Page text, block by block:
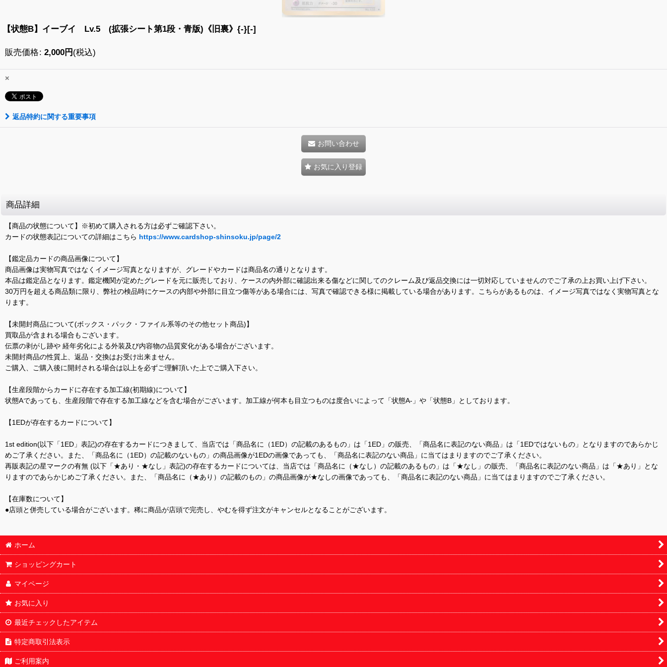
【状態B】イーブイ Lv.5 (拡張シート第1段・青版)《旧裏》{-}[-]
販売価格: 2,000円 (税込)
×
返品特約に関する重要事項
お問い合わせ
お気に入り登録
商品詳細
【商品の状態について】※初めて購入される方は必ずご確認下さい。
カードの状態表記についての詳細はこちら https://www.cardshop-shinsoku.jp/page/2
【鑑定品カードの商品画像について】
商品画像は実物写真ではなくイメージ写真となりますが、グレードやカードは商品名の通りとなります。
本品は鑑定品となります。鑑定機関が定めたグレードを元に販売しており、ケースの内外部に確認出来る傷などに関してのクレーム及び返品交換には一切対応していませんのでご了承の上お買い上げ下さい。
30万円を超える商品類に限り、弊社の検品時にケースの内部や外部に目立つ傷等がある場合には、写真で確認できる様に掲載している場合があります。こちらがあるものは、イメージ写真ではなく実物写真とな
ります。
【未開封商品について(ボックス・パック・ファイル系等のその他セット商品)】
買取品が含まれる場合もございます。
伝票の剥がし跡や 経年劣化による外装及び内容物の品質変化がある場合がございます。
未開封商品の性質上、返品・交換はお受け出来ません。
ご購入、ご購入後に開封される場合は以上を必ずご理解頂いた上でご購入下さい。
【生産段階からカードに存在する加工線(初期線)について】
状態Aであっても、生産段階で存在する加工線などを含む場合がございます。加工線が何本も目立つものは度合いによって「状態A-」や「状態B」としております。
【1EDが存在するカードについて】
1st edition(以下「1ED」表記)の存在するカードにつきまして、当店では「商品名に（1ED）の記載のあるもの」は「1ED」の販売、「商品名に表記のない商品」は「1EDではないもの」となりますのであらかじ
めご了承ください。また、「商品名に（1ED）の記載のないもの」の商品画像が1EDの画像であっても、「商品名に表記のない商品」に当てはまりますのでご了承ください。
再販表記の星マークの有無 (以下「★あり・★なし」表記)の存在するカードについては、当店では「商品名に（★なし）の記載のあるもの」は「★なし」の販売、「商品名に表記のない商品」は「★あり」とな
りますのであらかじめご了承ください。また、「商品名に（★あり）の記載のもの」の商品画像が★なしの画像であっても、「商品名に表記のない商品」に当てはまりますのでご了承ください。
【在庫数について】
●店頭と併売している場合がございます。稀に商品が店頭で完売し、やむを得ず注文がキャンセルとなることがございます。
ホーム
ショッピングカート
マイページ
お気に入り
最近チェックしたアイテム
特定商取引法表示
ご利用案内